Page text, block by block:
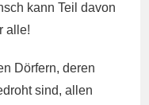
kann Teil davon
alle!
Dörfern, deren
sind, allen